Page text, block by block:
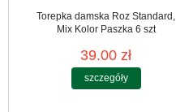
Torepka damska Roz Standard,
Mix Kolor Paszka 6 szt
39.00 zł
szczegóły